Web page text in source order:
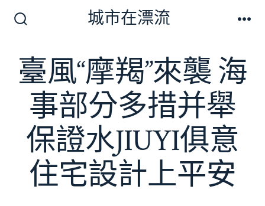
切
換
開
關
城市在漂流
臺風“摩羯”來襲 海
事部分多措并舉
保證水JIUYI俱意
住宅設計上平安